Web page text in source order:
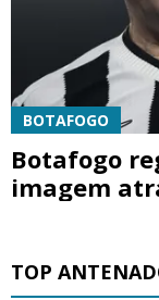
BOTAFOGO
Botafogo
imagem
TOP